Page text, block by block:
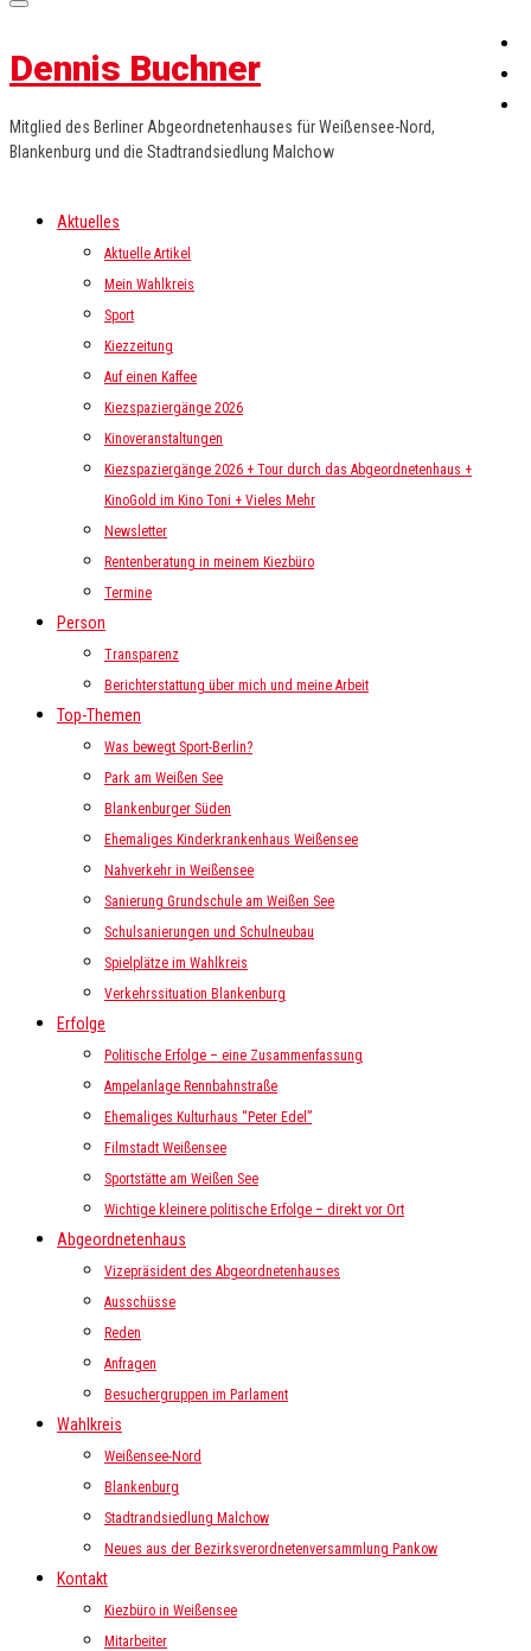
Dennis Buchner
Mitglied des Berliner Abgeordnetenhauses für Weißensee-Nord,
Blankenburg und die Stadtrandsiedlung Malchow
Aktuelles
Aktuelle Artikel
Mein Wahlkreis
Sport
Kiezzeitung
Auf einen Kaffee
Kiezspaziergänge 2026
Kinoveranstaltungen
Kiezspaziergänge 2026 + Tour durch das Abgeordnetenhaus +
KinoGold im Kino Toni + Vieles Mehr
Newsletter
Rentenberatung in meinem Kiezbüro
Termine
Person
Transparenz
Berichterstattung über mich und meine Arbeit
Top-Themen
Was bewegt Sport-Berlin?
Park am Weißen See
Blankenburger Süden
Ehemaliges Kinderkrankenhaus Weißensee
Nahverkehr in Weißensee
Sanierung Grundschule am Weißen See
Schulsanierungen und Schulneubau
Spielplätze im Wahlkreis
Verkehrssituation Blankenburg
Erfolge
Politische Erfolge – eine Zusammenfassung
Ampelanlage Rennbahnstraße
Ehemaliges Kulturhaus “Peter Edel”
Filmstadt Weißensee
Sportstätte am Weißen See
Wichtige kleinere politische Erfolge – direkt vor Ort
Abgeordnetenhaus
Vizepräsident des Abgeordnetenhauses
Ausschüsse
Reden
Anfragen
Besuchergruppen im Parlament
Wahlkreis
Weißensee-Nord
Blankenburg
Stadtrandsiedlung Malchow
Neues aus der Bezirksverordnetenversammlung Pankow
Kontakt
Kiezbüro in Weißensee
Mitarbeiter